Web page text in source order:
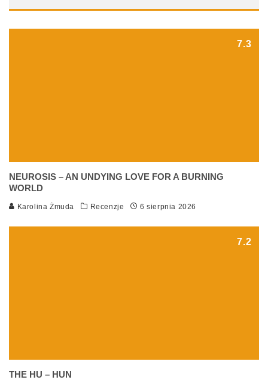
7.3
NEUROSIS – AN UNDYING LOVE FOR A BURNING
WORLD
Karolina Żmuda Recenzje 6 sierpnia 2026
7.2
THE HU – HUN